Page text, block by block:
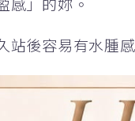
站後容易有水腫